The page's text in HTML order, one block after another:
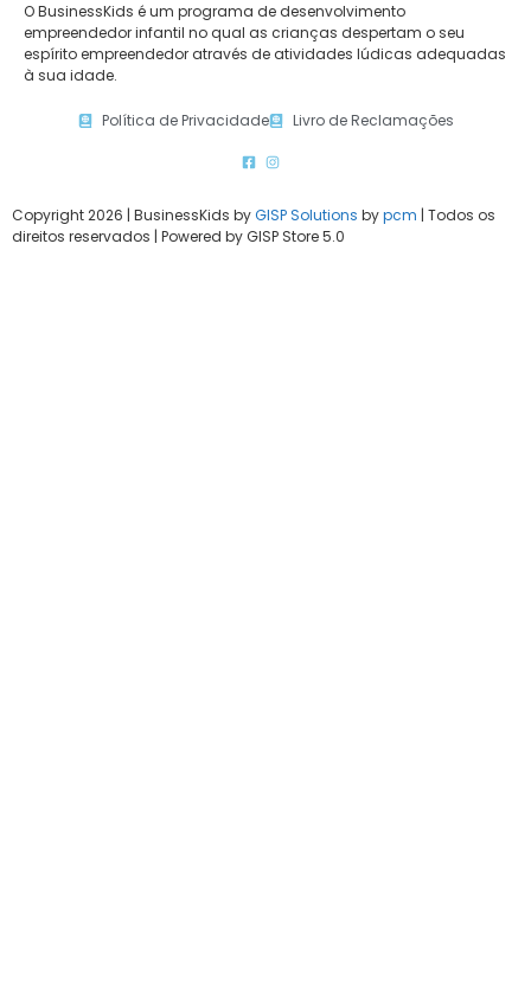
O BusinessKids é um programa de desenvolvimento
empreendedor infantil no qual as crianças despertam o seu
espírito empreendedor através de atividades lúdicas adequadas
à sua idade.
Política de Privacidade Livro de Reclamações
Copyright 2026 | BusinessKids byGISP Solutions bypcm | Todos os
direitos reservados | Powered by GISP Store 5.0